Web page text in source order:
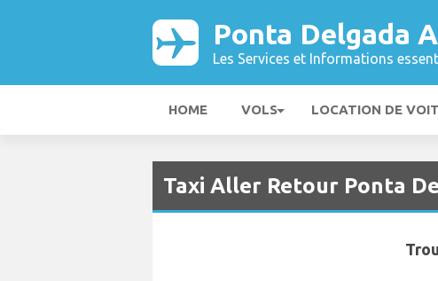
Ponta Delgada
Les Services et Informations
HOME VOLS LOCATION DE
Taxi Aller Retour Ponta